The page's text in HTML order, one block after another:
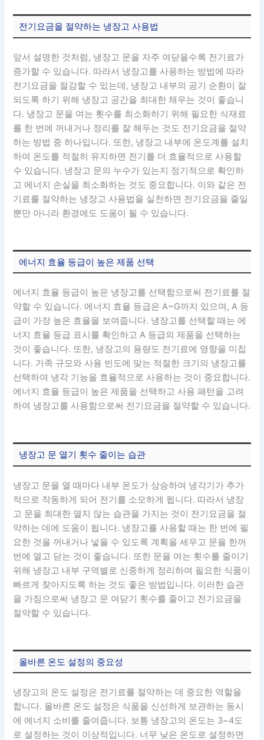
전기요금을 절약하는 냉장고 사용법
앞서 설명한 것처럼, 냉장고 문을 자주 여닫을수록 전기료가
증가할 수 있습니다. 따라서 냉장고를 사용하는 방법에 따라
전기요금을 절감할 수 있는데, 냉장고 내부의 공기 순환이 잘
되도록 하기 위해 냉장고 공간을 최대한 채우는 것이 좋습니
다. 냉장고 문을 여는 횟수를 최소화하기 위해 필요한 식재료
를 한 번에 꺼내거나 정리를 잘 해두는 것도 전기요금을 절약
하는 방법 중 하나입니다. 또한, 냉장고 내부에 온도계를 설치
하여 온도를 적절히 유지하면 전기를 더 효율적으로 사용할
수 있습니다. 냉장고 문의 누수가 있는지 정기적으로 확인하
고 에너지 손실을 최소화하는 것도 중요합니다. 이와 같은 전
기료를 절약하는 냉장고 사용법을 실천하면 전기요금을 줄일
뿐만 아니라 환경에도 도움이 될 수 있습니다.
에너지 효율 등급이 높은 제품 선택
에너지 효율 등급이 높은 냉장고를 선택함으로써 전기료를 절
약할 수 있습니다. 에너지 효율 등급은 A~G까지 있으며, A 등
급이 가장 높은 효율을 보여줍니다. 냉장고를 선택할 때는 에
너지 효율 등급 표시를 확인하고 A 등급의 제품을 선택하는
것이 좋습니다. 또한, 냉장고의 용량도 전기료에 영향을 미칩
니다. 가족 규모와 사용 빈도에 맞는 적절한 크기의 냉장고를
선택하여 냉각 기능을 효율적으로 사용하는 것이 중요합니다.
에너지 효율 등급이 높은 제품을 선택하고 사용 패턴을 고려
하여 냉장고를 사용함으로써 전기요금을 절약할 수 있습니다.
냉장고 문 열기 횟수 줄이는 습관
냉장고 문을 열 때마다 내부 온도가 상승하여 냉각기가 추가
적으로 작동하게 되어 전기를 소모하게 됩니다. 따라서 냉장
고 문을 최대한 열지 않는 습관을 가지는 것이 전기요금을 절
약하는 데에 도움이 됩니다. 냉장고를 사용할 때는 한 번에 필
요한 것을 꺼내거나 넣을 수 있도록 계획을 세우고 문을 한꺼
번에 열고 닫는 것이 좋습니다. 또한 문을 여는 횟수를 줄이기
위해 냉장고 내부 구역별로 신중하게 정리하여 필요한 식품이
빠르게 찾아지도록 하는 것도 좋은 방법입니다. 이러한 습관
을 가짐으로써 냉장고 문 여닫기 횟수를 줄이고 전기요금을
절약할 수 있습니다.
올바른 온도 설정의 중요성
냉장고의 온도 설정은 전기료를 절약하는 데 중요한 역할을
합니다. 올바른 온도 설정은 식품을 신선하게 보관하는 동시
에 에너지 소비를 줄여줍니다. 보통 냉장고의 온도는 3~4도
로 설정하는 것이 이상적입니다. 너무 낮은 온도로 설정하면